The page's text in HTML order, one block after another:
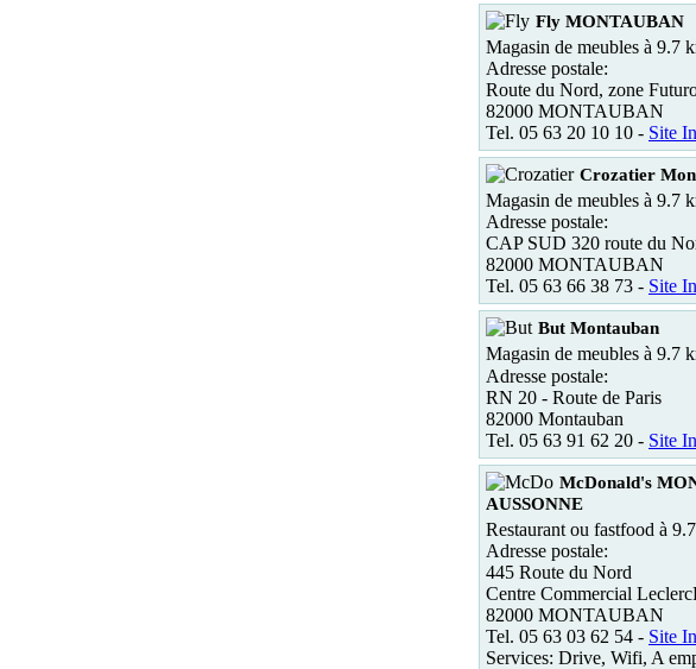
Fly MONTAUBAN
Magasin de meubles à 9.7
Adresse postale:
Route du Nord, zone
82000 MONTAUBAN
Tel. 05 63 20 10 10 - Site
Crozatier
Magasin de meubles à 9.7
Adresse postale:
CAP SUD 320 route du
82000 MONTAUBAN
Tel. 05 63 66 38 73 - Site
But Montauban
Magasin de meubles à 9.7
Adresse postale:
RN 20 - Route de Paris
82000 Montauban
Tel. 05 63 91 62 20 - Site
McDonald's
AUSSONNE
Restaurant ou fastfood à
Adresse postale:
445 Route du Nord
Centre Commercial
82000 MONTAUBAN
Tel. 05 63 03 62 54 - Site
Services: Drive, Wifi, A